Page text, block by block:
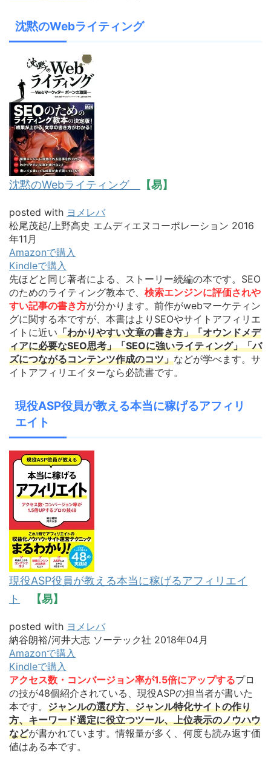
沈黙のWebライティング
沈黙のWebライティング 【易】
posted with ヨメレバ
松尾茂起/上野高史 エムディエヌコーポレーション 2016
年11月
Amazonで購入
Kindleで購入
先ほどと同じ著者による、ストーリー続編の本です。SEO
のためのライティング教本で、 検索エンジンに評価されや
すい記事の書き方が分かります。前作がwebマーケティン
グに関する本ですが、本書はよりSEOやサイトアフィリエ
イトに近い「わかりやすい文章の書き方」「オウンドメデ
ィアに必要なSEO思考」「SEOに強いライティング」「バ
ズにつながるコンテンツ作成のコツ」などが学べます。サ
イトアフィリエイターなら必読書です。
現役ASP役員が教える本当に稼げるアフィリ
エイト
現役ASP役員が教える本当に稼げるアフィリエイ
ト
【易】
posted with ヨメレバ
納谷朗裕/河井大志 ソーテック社 2018年04月
Amazonで購入
Kindleで購入
アクセス数・コンバージョン率が1.5倍にアップするプロ
の技が48個紹介されている、現役ASPの担当者が書いた
本です。 ジャンルの選び方、ジャンル特化サイトの作り
方、キーワード選定に役立つツール、上位表示のノウハウ
などが書かれています。情報量が多く、何度も読み返す価
値はある本です。